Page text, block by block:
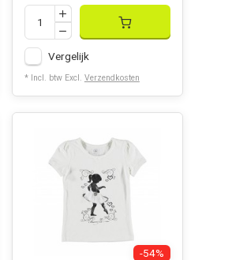
Vergelijk
* Incl. btw Excl. Verzendkosten
-54%